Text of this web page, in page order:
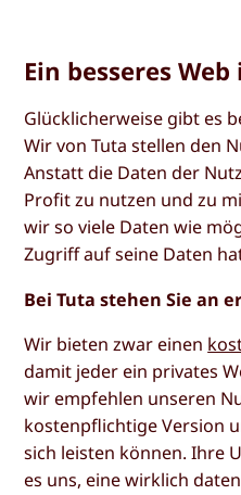
Ein besseres
Glücklicherweise gibt es
Wir von Tuta stellen den
Anstatt die Daten der
Profit zu nutzen und zu
wir so viele Daten wie
Zugriff auf seine Daten
Bei Tuta stehen Sie an
Wir bieten zwar einen
damit jeder ein privates
wir empfehlen unseren
kostenpflichtige Version
sich leisten können. Ihre
es uns, eine wirklich